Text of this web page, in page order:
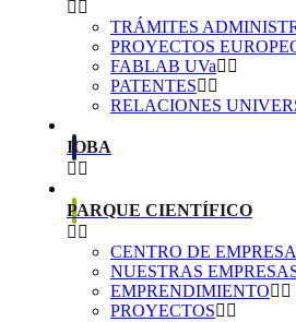
TRÁMITES
PROYECTOS
FABLAB UVa
PATENTES
RELACIONES
IOBA
PARQUE CIENTÍFICO
CENTRO DE
NUESTRAS
EMPRENDIMIENTO
PROYECTOS